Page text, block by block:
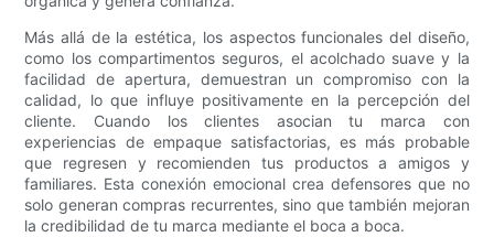
Más allá de la estética, los aspectos funcionales del diseño,
como los compartimentos seguros, el acolchado suave y la
facilidad de apertura, demuestran un compromiso con la
calidad, lo que influye positivamente en la percepción del
cliente. Cuando los clientes asocian tu marca con
experiencias de empaque satisfactorias, es más probable
que regresen y recomienden tus productos a amigos y
familiares. Esta conexión emocional crea defensores que no
solo generan compras recurrentes, sino que también mejoran
la credibilidad de tu marca mediante el boca a boca.